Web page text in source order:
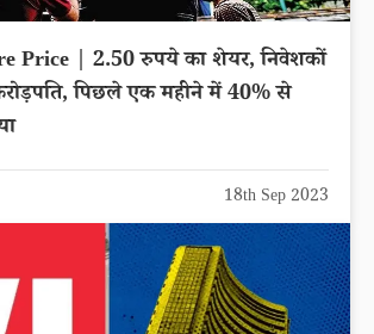
Price | 2.50 रुपये का शेयर, निवेशकों
पिछले एक महीने में 40% से
18th Sep 2023